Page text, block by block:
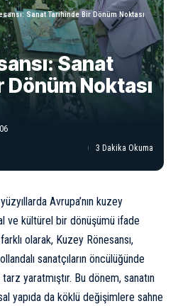
Sanat Tarihinde Bir Dönüm Noktası
Sanat
Noktası
3 Dakika Okuma
Avrupa’nın kuzey
ve kültürel bir dönüşümü ifade
olarak, Kuzey Rönesansı,
sanatçıların öncülüğünde
yaratmıştır. Bu dönem, sanatın
yapıda da köklü değişimlere sahne